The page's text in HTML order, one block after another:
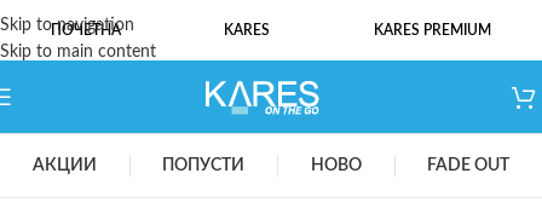
Skip to navigation
Skip to main content
ПОЧЕТНА KARES KARES PREMIUM
АКЦИИ ПОПУСТИ НОВО FADE OUT